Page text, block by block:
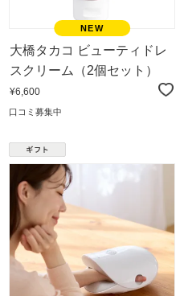
大橋タカコ ビューティドレ
スクリーム（2個セット）
¥6,600
口コミ募集中